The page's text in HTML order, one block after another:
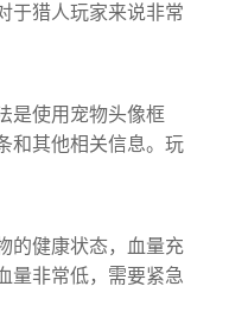
于猎人玩家来说非常
是使用宠物头像框
和其他相关信息。玩
的健康状态，血量充
量非常低，需要紧急